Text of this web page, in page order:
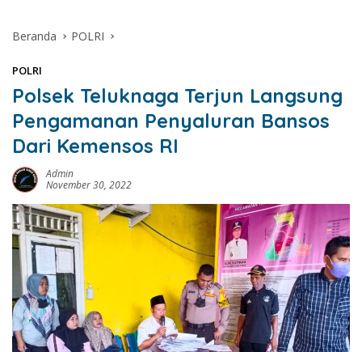
Beranda POLRI
POLRI
Polsek Teluknaga Terjun Langsung
Pengamanan Penyaluran Bansos
Dari Kemensos RI
Admin
November 30, 2022